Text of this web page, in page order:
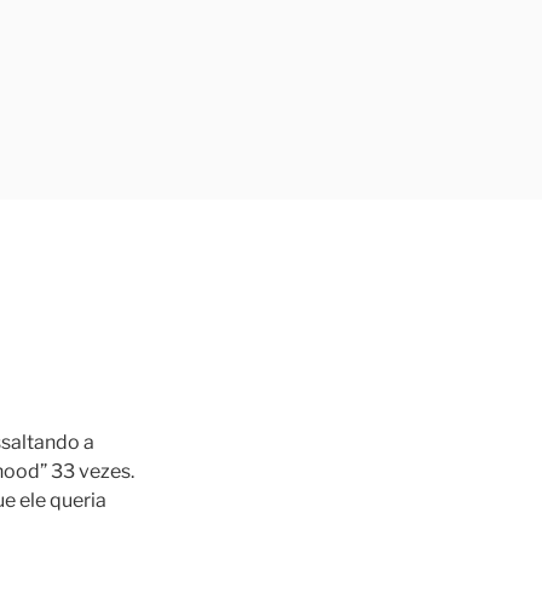
a
33 vezes.
ele queria